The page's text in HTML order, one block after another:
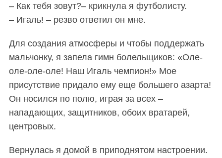
– Как тебя зовут?– крикнула я футболисту.
– Игаль! – резво ответил он мне.
Для создания атмосферы и чтобы поддержать
мальчонку, я запела гимн болельщиков: «Оле-
оле-оле-оле! Наш Игаль чемпион!» Мое
присутствие придало ему еще большего азарта!
Он носился по полю, играя за всех –
нападающих, защитников, обоих вратарей,
центровых.
Вернулась я домой в приподнятом настроении.